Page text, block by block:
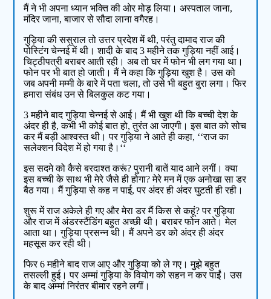
मैं ने भी अपना ध्यान भक्ति की ओर मोड़ लिया। अस्पताल जाना,
मंदिर जाना, बाजार से सौदा लाना वगैरह।
गुड़िया की ससुराल तो उत्तर प्रदेश में थी, परंतु दामाद राज की
पोस्टिंग चेन्नई में थी। शादी के बाद 3 महीने तक गुड़िया नहीं आई।
चिट्ठीपत्री बराबर आती रही। अब तो घर में फोन भी लग गया था।
फोन पर भी बात हो जाती। मैं ने कहा कि गुड़िया खुश है। उस को
जब अपनी मम्मी के बारे में पता चला, तो उसे भी बहुत बुरा लगा। फिर
हमारा संबंध उन से बिलकुल कट गया।
3 महीने बाद गुड़िया चेन्नई से आई। मैं भी खुश थी कि बच्ची देश के
अंदर ही है, कभी भी कोई बात हो, तुरंत आ जाएगी। इस बात को सोच
कर मैं बड़ी आश्वस्त थी। पर गुड़िया ने आते ही कहा, ‘‘राज का
सलेक्शन विदेश में हो गया है।‘‘
इस सदमे को कैसे बरदाश्त करूं? पुरानी बातें याद आने लगीं। क्या
इस बच्ची के साथ भी मेरे जैसे ही होगा? मेरे मन में एक अनोखा सा डर
बैठ गया। मैं गुड़िया से कह न पाई, पर अंदर ही अंदर घुटती ही रही।
शुरू में राज अकेले ही गए और मेरा डर मैं किस से कहूं? पर गुड़िया
और राज में अंडरस्टैंडिंग बहुत अच्छी थी। बराबर फोन आते। मेल
आता था। गुड़िया प्रसन्न थी। मैं अपने डर को अंदर ही अंदर
महसूस कर रही थी।
फिर 6 महीने बाद राज आए और गुड़िया को ले गए। मुझे बहुत
तसल्ली हुई। पर अम्मां गुड़िया के वियोग को सहन न कर पाईं। उस
के बाद अम्मां निरंतर बीमार रहने लगीं।